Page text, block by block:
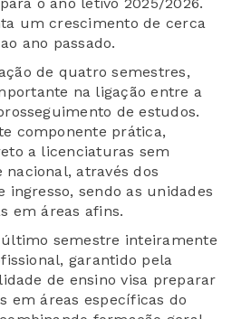
um crescimento de cerca
ano passado.
de quatro semestres,
na ligação entre a
de estudos.
componente prática,
a licenciaturas sem
nacional, através dos
ingresso, sendo as unidades
em áreas afins.
semestre inteiramente
garantido pela
de ensino visa preparar
em áreas específicas do